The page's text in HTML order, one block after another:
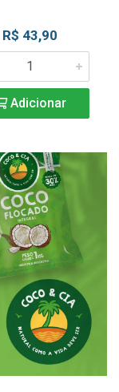
R$ 43,90
Adicionar